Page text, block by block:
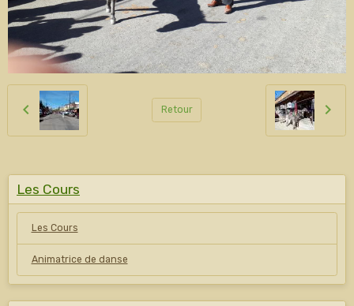
Retour
Les Cours
Les Cours
Animatrice de danse